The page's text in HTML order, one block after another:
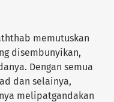
memutuskan
disembunyikan,
Dengan semua
dan selainya,
melipatgandakan